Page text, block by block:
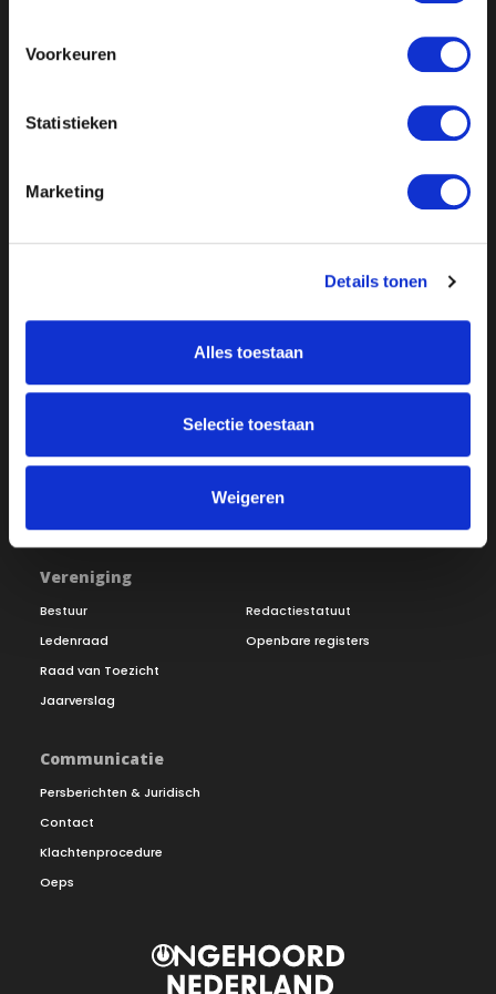
Voorkeuren
Statistieken
Marketing
Details tonen
Alles toestaan
Selectie toestaan
Weigeren
Over ON!
Word lid
Steunbetuigingen
Vacatures
Vereniging
Bestuur
Ledenraad
Raad van Toezicht
Jaarverslag
Redactiestatuut
Openbare registers
Communicatie
Persberichten & Juridisch
Contact
Klachtenprocedure
Oeps